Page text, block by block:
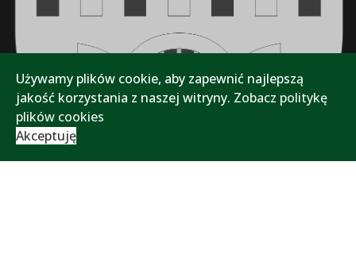
Używamy plików cookie, aby zapewnić najlepszą
jakość korzystania z naszej witryny. Zobacz politykę
plików cookies
Akceptuję